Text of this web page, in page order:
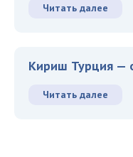
Читать далее
Кириш Турция —
Читать далее